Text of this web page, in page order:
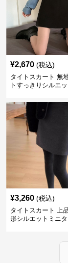
¥2,670 (税込)
タイトスカート 無
トすっきりシルエ
¥3,260 (税込)
タイトスカート 上
形シルエットミニ